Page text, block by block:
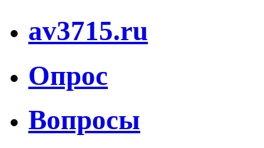
av3715.ru
Опрос
Вопросы